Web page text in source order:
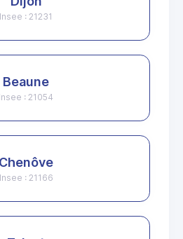
Insee : 21231
Beaune
Insee : 21054
Chenôve
Insee : 21166